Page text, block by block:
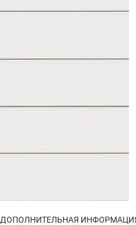
ДОПОЛНИТЕЛЬНАЯ